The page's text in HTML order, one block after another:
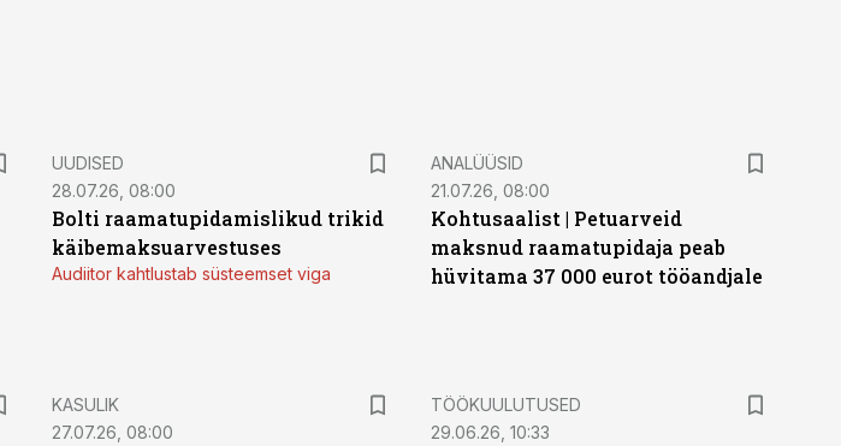
UUDISED
28.07.26, 08:00
Bolti raamatupidamislikud trikid
käibemaksuarvestuses
Audiitor kahtlustab süsteemset viga
ANALÜÜSID
21.07.26, 08:00
Kohtusaalist | Petuarveid
maksnud raamatupidaja peab
hüvitama 37 000 eurot tööandjale
KASULIK
27.07.26, 08:00
ST
TÖÖKUULUTUSED
29.06.26, 10:33